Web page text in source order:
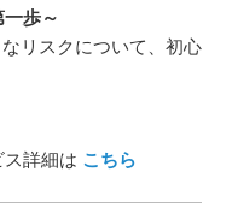
歩～
リスクについて、初心
詳細は こちら